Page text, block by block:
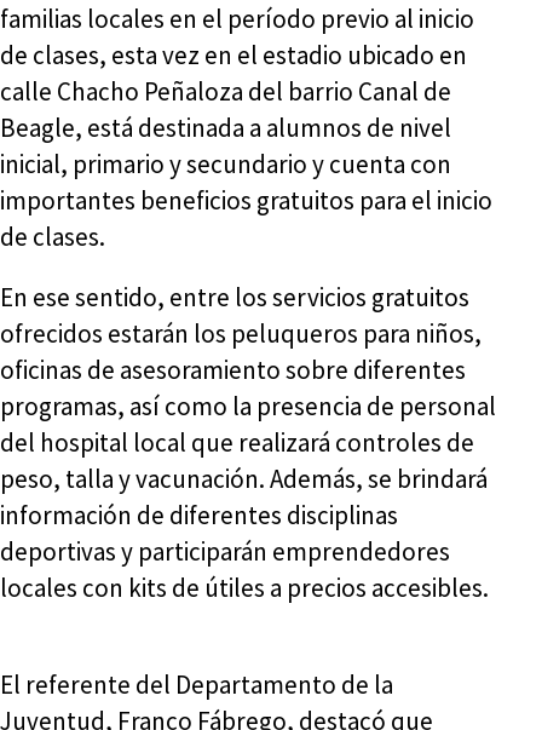
familias locales en el período previo al inicio
de clases, esta vez en el estadio ubicado en
calle Chacho Peñaloza del barrio Canal de
Beagle, está destinada a alumnos de nivel
inicial, primario y secundario y cuenta con
importantes beneficios gratuitos para el inicio
de clases.
En ese sentido, entre los servicios gratuitos
ofrecidos estarán los peluqueros para niños,
oficinas de asesoramiento sobre diferentes
programas, así como la presencia de personal
del hospital local que realizará controles de
peso, talla y vacunación. Además, se brindará
información de diferentes disciplinas
deportivas y participarán emprendedores
locales con kits de útiles a precios accesibles.
El referente del Departamento de la
Juventud, Franco Fábrego, destacó que